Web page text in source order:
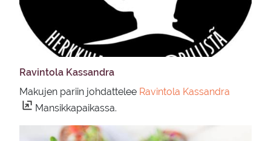
Ra­vin­to­la Kas­san­dra
Makujen pariin johdattelee Ravintola Kassandra
Mansikkapaikassa.